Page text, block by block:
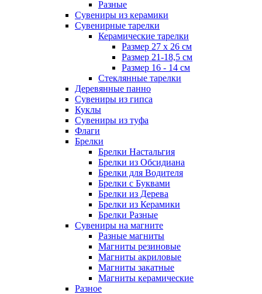
Разные
Сувениры из керамики
Сувенирные тарелки
Керамические тарелки
Размер 27 х 26 см
Размер 21-18,5 см
Размер 16 - 14 см
Стеклянные тарелки
Деревянные панно
Сувениры из гипса
Куклы
Сувениры из туфа
Флаги
Брелки
Брелки Настальгия
Брелки из Обсидиана
Брелки для Водителя
Брелки с Буквами
Брелки из Дерева
Брелки из Керамики
Брелки Разные
Сувениры на магните
Разные магниты
Магниты резиновые
Магниты акриловые
Магниты закатные
Магниты керамические
Разное